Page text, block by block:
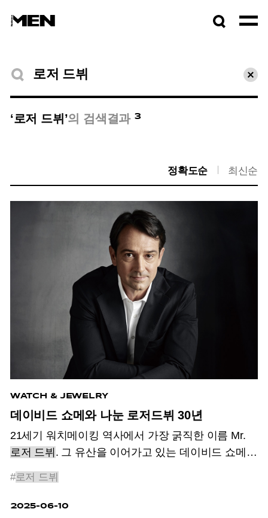
검색결과
초기
‘로저 드뷔’의 검색결과 3
정확도순 최신순
WATCH & JEWELRY
데이비드 쇼메와 나눈 로저드뷔 30년
21세기 워치메이킹 역사에서 가장 굵직한 이름 Mr.
로저 드뷔 . 그 유산을 이어가고 있는 데이비드 쇼메와
나눈 로저드뷔 30년.
#로저 드뷔
2025-06-10